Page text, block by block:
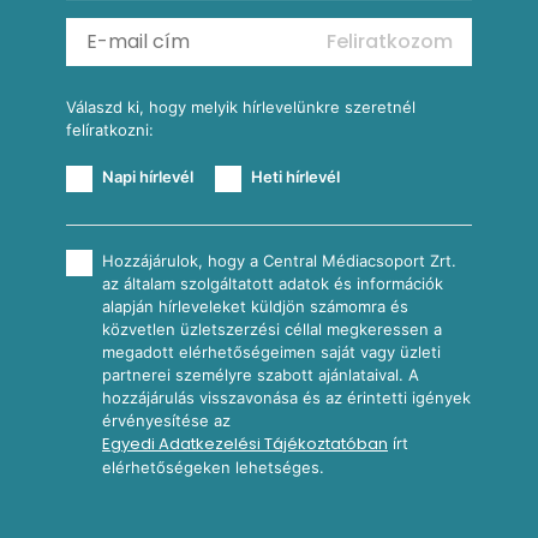
Reggeli receptek
Feliratkozom
Válaszd ki, hogy melyik hírlevelünkre szeretnél
felíratkozni:
Napi hírlevél Heti hírlevél
Hozzájárulok, hogy a Central Médiacsoport Zrt.
az általam szolgáltatott adatok és információk
alapján hírleveleket küldjön számomra és
közvetlen üzletszerzési céllal megkeressen a
megadott elérhetőségeimen saját vagy üzleti
partnerei személyre szabott ajánlataival. A
hozzájárulás visszavonása és az érintetti igények
érvényesítése az
Egyedi Adatkezelési Tájékoztatóban írt
elérhetőségeken lehetséges.